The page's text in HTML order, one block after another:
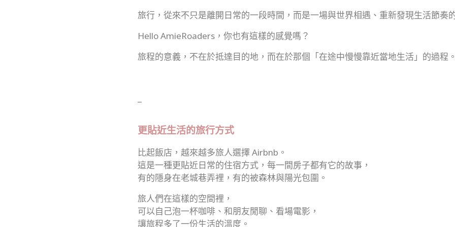
旅行，從來不只是離開日常的一段時間，而是一場與世界相遇、重新發現生活節奏
Hello AmieRoaders，你也有這樣的感覺嗎？
旅程的意義，不在於抵達目的地，而在於那個「在途中慢慢靠近當地生活」的過程。
更貼近生活的旅行方式
比起飯店，越來越多旅人選擇 Airbnb。
這是一種更貼近日常的住宿方式，每一間房子都有它的故事，
有的隱身在老城巷弄裡，有的被森林與陽光包圍。
旅人們在這樣的空間裡，
可以自己泡一杯咖啡、和朋友閒聊、看場電影，
讓旅程多了一份生活的溫度。